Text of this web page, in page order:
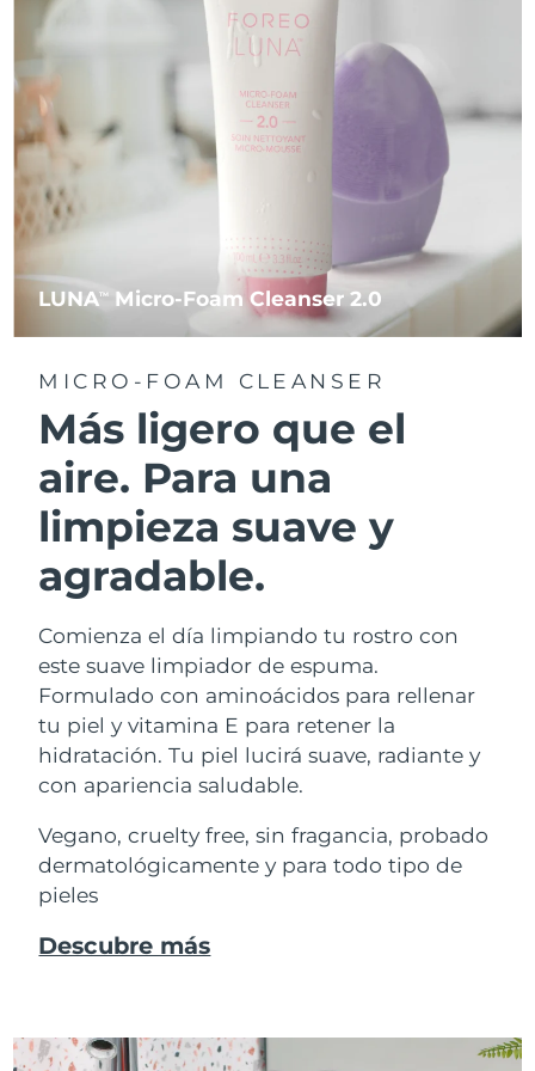
LUNATM Micro-Foam Cleanser 2.0
MICRO-FOAM CLEANSER
Más ligero que el
aire. Para una
limpieza suave y
agradable.
Comienza el día limpiando tu rostro con
este suave limpiador de espuma.
Formulado con aminoácidos para rellenar
tu piel y vitamina E para retener la
hidratación. Tu piel lucirá suave, radiante y
con apariencia saludable.
Vegano, cruelty free, sin fragancia, probado
dermatológicamente y para todo tipo de
pieles
Descubre más